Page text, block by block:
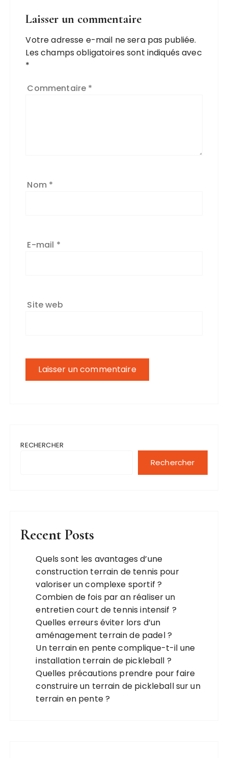
Laisser un commentaire
Votre adresse e-mail ne sera pas publiée.
Les champs obligatoires sont indiqués avec
*
Commentaire *
Nom *
E-mail *
Site web
RECHERCHER
Rechercher
Recent Posts
Quels sont les avantages d’une
construction terrain de tennis pour
valoriser un complexe sportif ?
Combien de fois par an réaliser un
entretien court de tennis intensif ?
Quelles erreurs éviter lors d’un
aménagement terrain de padel ?
Un terrain en pente complique-t-il une
installation terrain de pickleball ?
Quelles précautions prendre pour faire
construire un terrain de pickleball sur un
terrain en pente ?